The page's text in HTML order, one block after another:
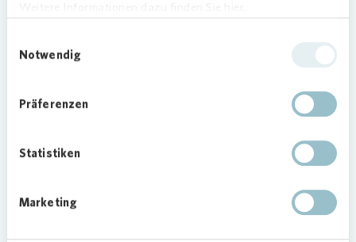
Notwendig
Präferenzen
Statistiken
Marketing
Einkaufsmöglichkeiten für die Dinge des